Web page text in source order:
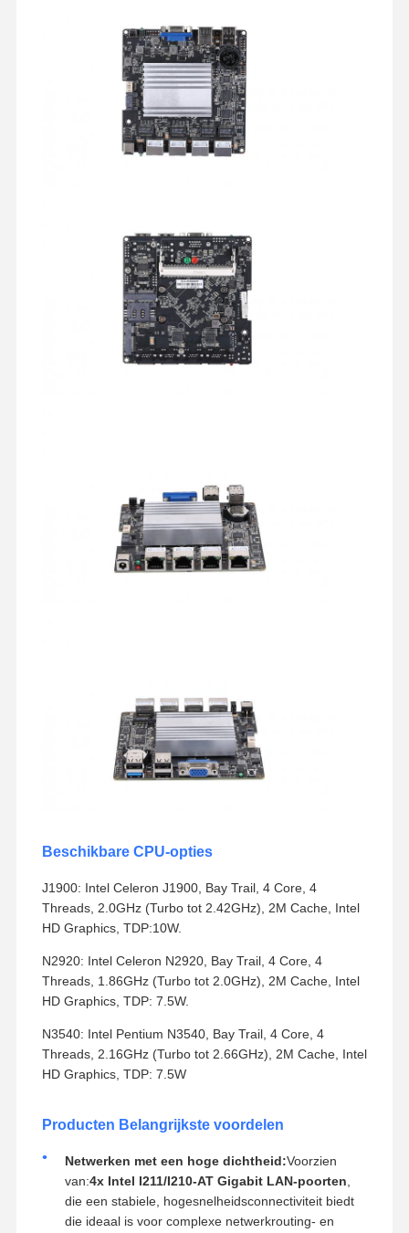
Firewall-moederbord
Beschikbare CPU-opties
J1900: Intel Celeron J1900, Bay Trail, 4 Core, 4
Threads, 2.0GHz (Turbo tot 2.42GHz), 2M Cache, Intel
HD Graphics, TDP:10W.
N2920: Intel Celeron N2920, Bay Trail, 4 Core, 4
Threads, 1.86GHz (Turbo tot 2.0GHz), 2M Cache, Intel
HD Graphics, TDP: 7.5W.
N3540: Intel Pentium N3540, Bay Trail, 4 Core, 4
Threads, 2.16GHz (Turbo tot 2.66GHz), 2M Cache, Intel
HD Graphics, TDP: 7.5W
Producten Belangrijkste voordelen
Netwerken met een hoge dichtheid:Voorzien
van:4x Intel I211/I210-AT Gigabit LAN-poorten,
die een stabiele, hogesnelheidsconnectiviteit biedt
die ideaal is voor complexe netwerkrouting- en